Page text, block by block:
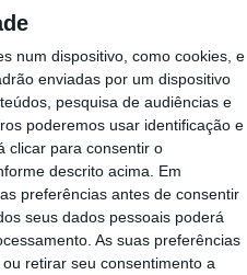
num dispositivo, como cookies, e
enviadas por um dispositivo
pesquisa de audiências e
poderemos usar identificação e
clicar para consentir o
descrito acima. Em
preferências antes de consentir
seus dados pessoais poderá
As suas preferências
retirar seu consentimento a
a
4
5